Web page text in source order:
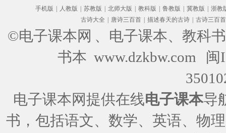
手机版 人教版 苏教版 北师大版 教科版 鲁教版 冀教版
浙教
古诗大全
唐诗三百首 描述春天的古诗 古诗三百首
©电子课本网 、电子课本、教科
书本 www.dzkbw.com
闽
电子课本网提供在线电子课本导
书，包括语文、数学、英语、物